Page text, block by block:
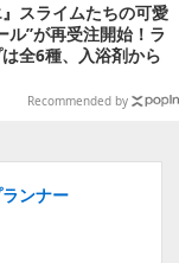
』スライムたちの可愛
ル”が再受注開始！ラ
全6種、入浴剤から
フィギュアが出てく
Recommended by
ンナー